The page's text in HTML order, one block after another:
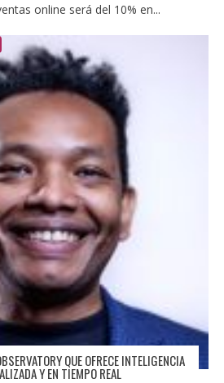
online será del 10% en...
QUE OFRECE INTELIGENCIA
Y EN TIEMPO REAL